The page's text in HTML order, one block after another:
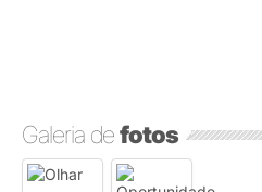
Galeria defotos